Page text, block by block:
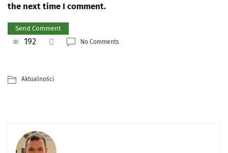
the next time I comment.
192 No Comments
Aktualności